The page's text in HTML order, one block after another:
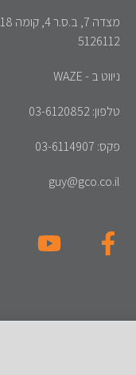
5126112
ניווט ב - WAZE
טלפון: 03-6120852
פקס: 03-6114907
guy@gco.co.il